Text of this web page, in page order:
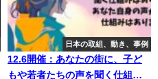
日本の取組、動き、事例
12.6開催：あなたの街に、子ど
もや若者たちの声を聞く仕組み